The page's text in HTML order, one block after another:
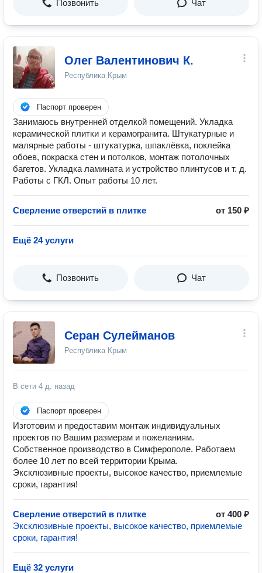
Позвонить Чат
Олег Валентинович К.
Республика Крым
Паспорт проверен
Занимаюсь внутренней отделкой помещений. Укладка
керамической плитки и керамогранита. Штукатурные и
малярные работы - штукатурка, шпаклёвка, поклейка
обоев, покраска стен и потолков, монтаж потолочных
багетов. Укладка ламината и устройство плинтусов и т. д.
Работы с ГКЛ. Опыт работы 10 лет.
Сверление отверстий в плитке от 150 ₽
Ещё 24 услуги
Позвонить Чат
Серан Сулейманов
Республика Крым
В сети 4 д. назад
Паспорт проверен
Изготовим и предоставим монтаж индивидуальных
проектов по Вашим размерам и пожеланиям.
Собственное производство в Симферополе. Работаем
более 10 лет по всей территории Крыма.
Эксклюзивные проекты, высокое качество, приемлемые
сроки, гарантия!
Сверление отверстий в плитке
от 400 ₽
Эксклюзивные проекты, высокое качество, приемлемые
сроки, гарантия!
Ещё 32 услуги